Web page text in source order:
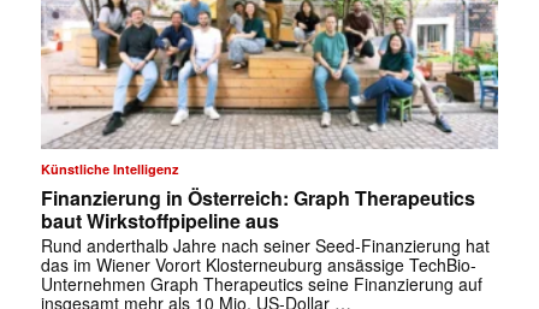
Künstliche Intelligenz
Finanzierung in Österreich: Graph Therapeutics
baut Wirkstoffpipeline aus
Rund anderthalb Jahre nach seiner Seed-Finanzierung hat
das im Wiener Vorort Klosterneuburg ansässige TechBio-
Unternehmen Graph Therapeutics seine Finanzierung auf
insgesamt mehr als 10 Mio. US-Dollar …